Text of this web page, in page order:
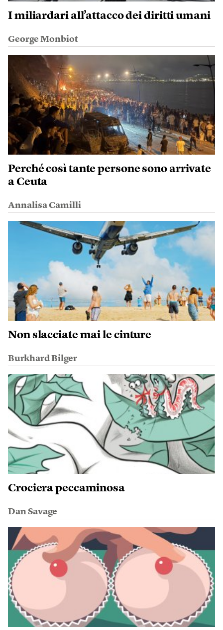
I miliardari all’attacco dei diritti umani
George Monbiot
Perché così tante persone sono arrivate
a Ceuta
Annalisa Camilli
Non slacciate mai le cinture
Burkhard Bilger
Crociera peccaminosa
Dan Savage